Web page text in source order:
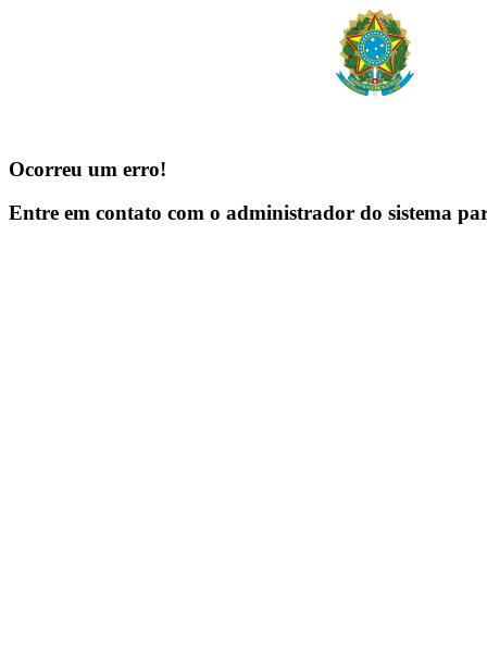
Ocorreu um erro!
Entre em contato com o administrador do sistema